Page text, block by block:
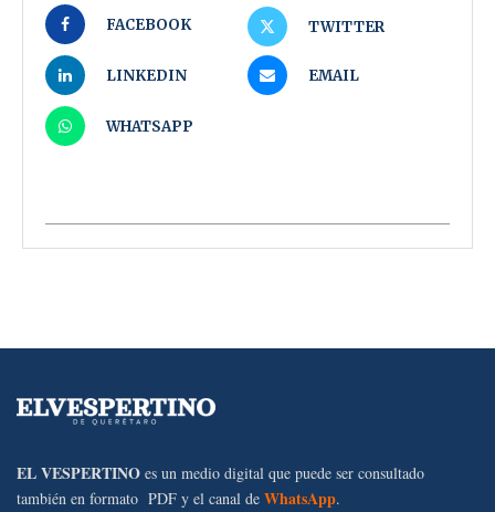
FACEBOOK TWITTER
LINKEDIN EMAIL
WHATSAPP
EL VESPERTINO es un medio digital que puede ser consultado
también en formato PDF y el canal de WhatsApp.